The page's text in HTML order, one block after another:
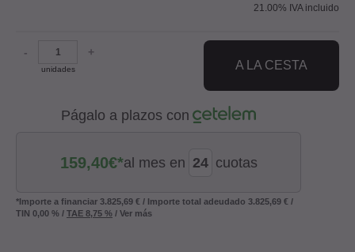
21.00% IVA incluido
-
unidades
+
A LA CESTA
Págalo a plazos con
159,40€*al mes en cuotas
*Importe a financiar 3.825,69 € / Importe total adeudado 3.825,69 € /
TIN 0,00 % / TAE 8,75 % / Ver más